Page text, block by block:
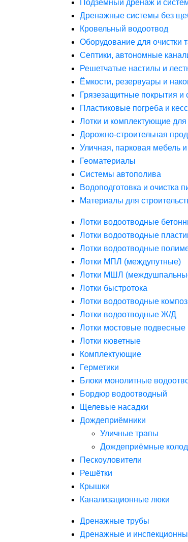
Подземный дренаж и
Дренажные системы без
Кровельный водоотвод
Оборудование для очистки
Септики, автономные
Решетчатые настилы и
Ёмкости, резервуары и
Грязезащитные покрытия и
Пластиковые погреба и
Лотки и комплектующие
Дорожно-строительная
Уличная, парковая мебель
Геоматериалы
Системы автополива
Водоподготовка и очистка
Материалы для
Лотки водоотводные
Лотки водоотводные
Лотки водоотводные
Лотки МПЛ (междупутные)
Лотки МШЛ
Лотки быстротока
Лотки водоотводные
Лотки водоотводные Ж/Д
Лотки мостовые подвесные
Лотки кюветные
Комплектующие
Герметики
Блоки монолитные
Бордюр водоотводный
Щелевые насадки
Дождеприёмники
Уличные трапы
Дождеприёмные
Пескоуловители
Решётки
Крышки
Канализационные люки
Дренажные трубы
Дренажные и